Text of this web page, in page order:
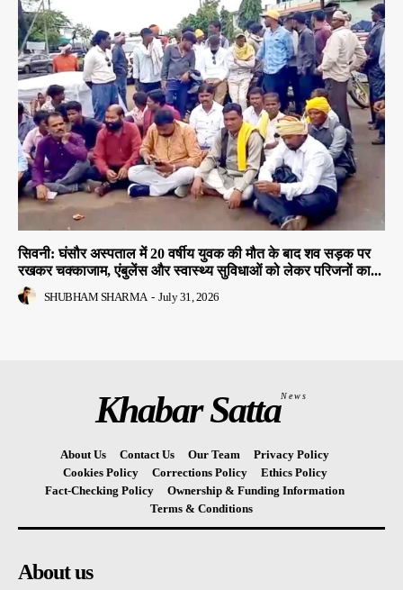
सिवनी: घंसौर अस्पताल में 20 वर्षीय युवक की मौत के बाद शव सड़क पर
रखकर चक्काजाम, एंबुलेंस और स्वास्थ्य सुविधाओं को लेकर परिजनों का...
SHUBHAM SHARMA - July 31, 2026
Khabar SattaNews
About Us Contact Us Our Team
Privacy Policy
Cookies Policy
Corrections Policy
Ethics Policy
Fact-Checking Policy
Ownership & Funding Information
Terms & Conditions
About us